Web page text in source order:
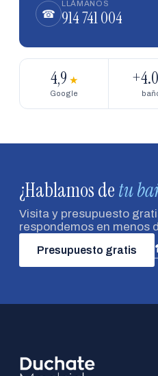
☎
LLÁMANOS
914 741 004
4,9 ★
Google
¿Hablamos detu
Visita y presupuesto
respondemos en menos
Presupuesto gratis